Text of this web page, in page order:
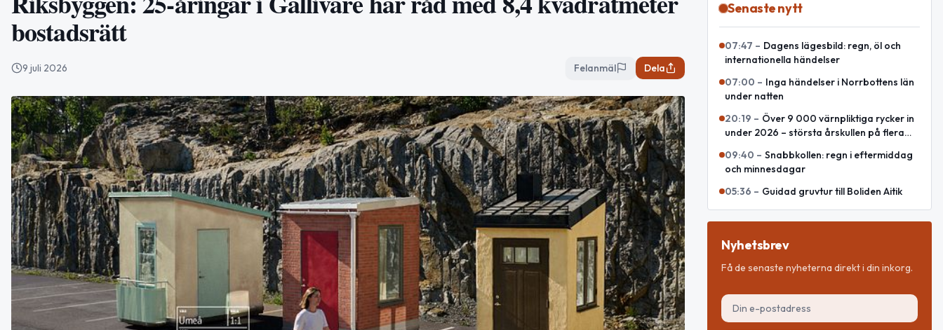
bostadsrätt
9 juli 2026 Felanmäl Dela
Senaste nytt
07:47 – Dagens lägesbild: regn, öl och
internationella händelser
07:00 – Inga händelser i Norrbottens län
under natten
20:19 – Över 9 000 värnpliktiga rycker in
under 2026 – största årskullen på flera
09:40 – Snabbkollen: regn i eftermiddag
och minnesdagar
05:36 – Guidad gruvtur till Boliden Aitik
Nyhetsbrev
Få de senaste nyheterna direkt i din inkorg.